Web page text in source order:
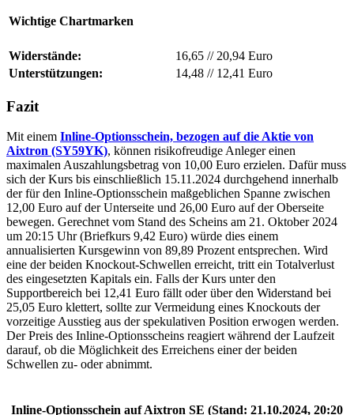
Wichtige Chartmarken
Widerstände: 16,65 //20,94 Euro
Unterstützungen:
14,48 //12,41 Euro
Fazit
Mit einem Inline-Optionsschein, bezogen auf die Aktie von
Aixtron (SY59YK), können risikofreudige Anleger einen
maximalen Auszahlungsbetrag von 10,00 Euro erzielen. Dafür muss
sich der Kurs bis einschließlich 15.11.2024 durchgehend innerhalb
der für den Inline-Optionsschein maßgeblichen Spanne zwischen
12,00 Euro auf der Unterseite und 26,00 Euro auf der Oberseite
bewegen. Gerechnet vom Stand des Scheins am 21. Oktober 2024
um 20:15 Uhr (Briefkurs 9,42 Euro) würde dies einem
annualisierten Kursgewinn von 89,89 Prozent entsprechen. Wird
eine der beiden Knockout-Schwellen erreicht, tritt ein Totalverlust
des eingesetzten Kapitals ein. Falls der Kurs unter den
Supportbereich bei 12,41 Euro fällt oder über den Widerstand bei
25,05 Euro klettert, sollte zur Vermeidung eines Knockouts der
vorzeitige Ausstieg aus der spekulativen Position erwogen werden.
Der Preis des Inline-Optionsscheins reagiert während der Laufzeit
darauf, ob die Möglichkeit des Erreichens einer der beiden
Schwellen zu- oder abnimmt.
Inline-Optionsschein auf Aixtron SE (Stand: 21.10.2024, 20:20